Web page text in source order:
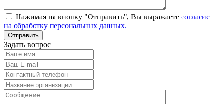
Нажимая на кнопку "Отправить", Вы выражаете согласие
на обработку персональных данных.
Задать вопрос